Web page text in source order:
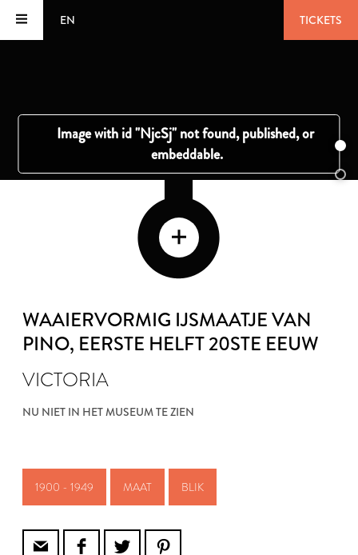
EN TICKETS
WAAIERVORMIG IJSMAATJE VAN
PINO, EERSTE HELFT 20STE EEUW
VICTORIA
NU NIET IN HET MUSEUM TE ZIEN
1900 - 1949 MAAT BLIK